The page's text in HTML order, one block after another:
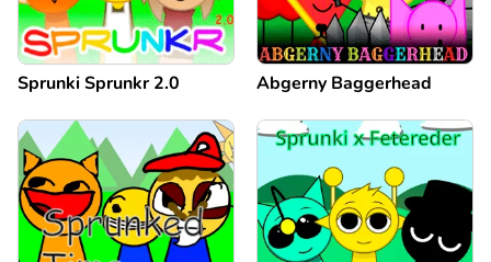
Sprunki Sprunkr 2.0 Abgerny Baggerhead